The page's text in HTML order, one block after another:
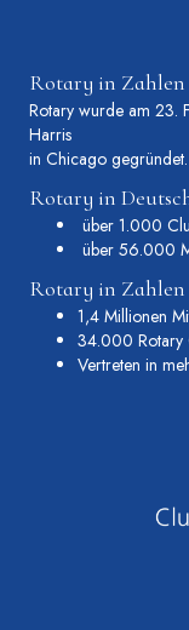
Rotary in Zahlen
Rotary wurde am 23.
Harris
in Chicago gegründet.
Rotary in
über 1.000
über 56.000
Rotary in Zahlen
1,4 Millionen
34.000 Rotary
Vertreten in